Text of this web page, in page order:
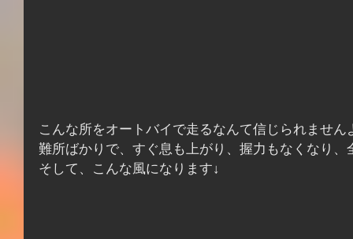
こんな所をオートバイで走るなんて信じられません
難所ばかりで、すぐ息も上がり、握力もなくなり、
そして、こんな風になります↓